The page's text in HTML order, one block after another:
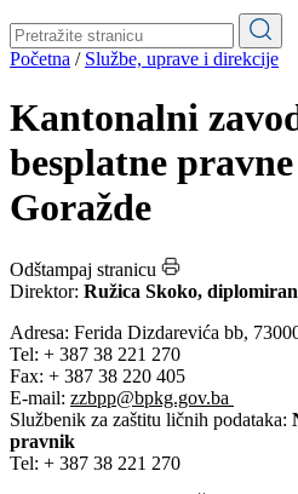
Pale-Prača
Kontakt
Početna/Službe, uprave i direkcije
Kantonalni
besplatne pravne
Goražde
Odštampaj stranicu
Direktor:Ružica Skoko,
Adresa: Ferida Dizdarevića bb,
Tel: + 387 38 221 270
Fax: + 387 38 220 405
E-mail:zzbpp@bpkg.gov.ba